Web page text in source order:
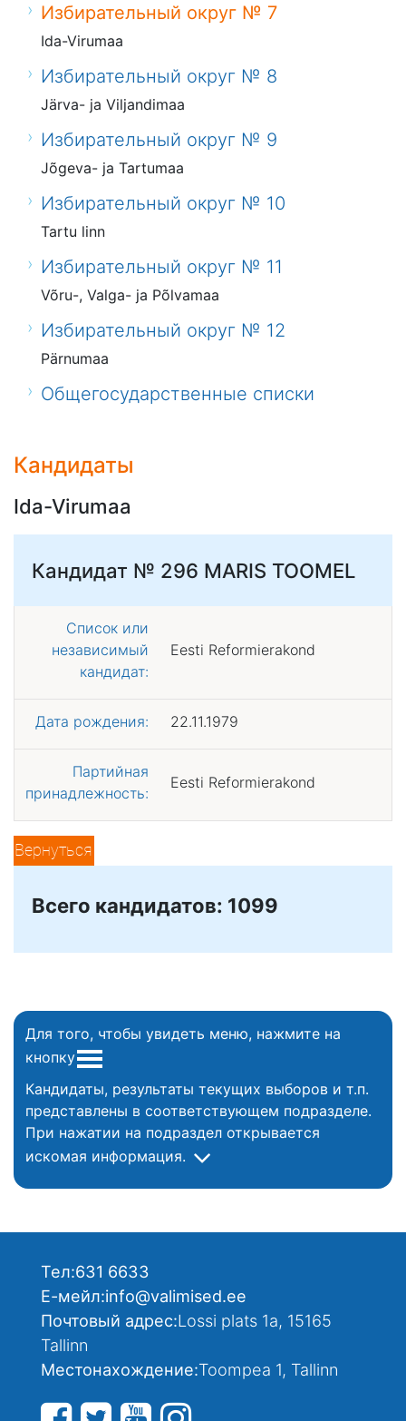
Избирательный округ № 7
Ida-Virumaa
Избирательный округ № 8
Järva- ja Viljandimaa
Избирательный округ № 9
Jõgeva- ja Tartumaa
Избирательный округ № 10
Tartu linn
Избирательный округ № 11
Võru-, Valga- ja Põlvamaa
Избирательный округ № 12
Pärnumaa
Общегосударственные списки
Кандидаты
Ida-Virumaa
Кандидат № 296 MARIS TOOMEL
Список или
независимый
кандидат:
Eesti Reformierakond
Дата рождения: 22.11.1979
Партийная
принадлежность:
Eesti Reformierakond
Вернуться
Всего кандидатов: 1099
Для того, чтобы увидеть меню, нажмите на
кнопку
Кандидаты, результаты текущих выборов и т.п.
представлены в соответствующем подразделе.
При нажатии на подраздел открывается
искомая информация.
Тел:631 6633
Е-мейл:info@valimised.ee
Почтовый адрес:Lossi plats 1a, 15165
Tallinn
Местонахождение:Toompea 1, Tallinn